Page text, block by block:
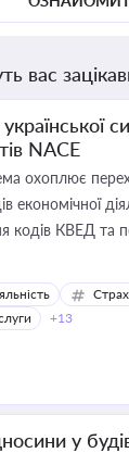
вас
NACE
охоплює
економічної
кодів КВЕД та
+13
у